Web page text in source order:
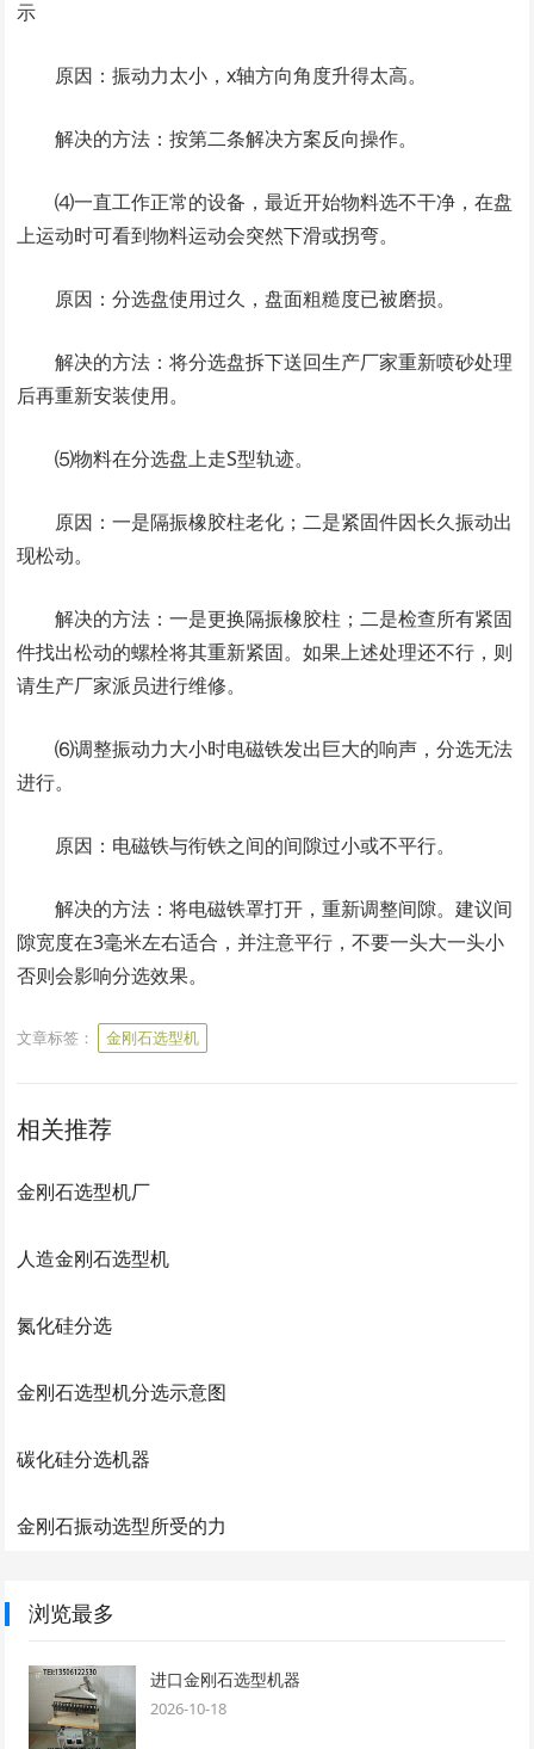
示
原因：振动力太小，x轴方向角度升得太高。
解决的方法：按第二条解决方案反向操作。
⑷一直工作正常的设备，最近开始物料选不干净，在盘
上运动时可看到物料运动会突然下滑或拐弯。
原因：分选盘使用过久，盘面粗糙度已被磨损。
解决的方法：将分选盘拆下送回生产厂家重新喷砂处理
后再重新安装使用。
⑸物料在分选盘上走S型轨迹。
原因：一是隔振橡胶柱老化；二是紧固件因长久振动出
现松动。
解决的方法：一是更换隔振橡胶柱；二是检查所有紧固
件找出松动的螺栓将其重新紧固。如果上述处理还不行，则
请生产厂家派员进行维修。
⑹调整振动力大小时电磁铁发出巨大的响声，分选无法
进行。
原因：电磁铁与衔铁之间的间隙过小或不平行。
解决的方法：将电磁铁罩打开，重新调整间隙。建议间
隙宽度在3毫米左右适合，并注意平行，不要一头大一头小
否则会影响分选效果。
文章标签： 金刚石选型机
相关推荐
金刚石选型机厂
人造金刚石选型机
氮化硅分选
金刚石选型机分选示意图
碳化硅分选机器
金刚石振动选型所受的力
浏览最多
进口金刚石选型机器
2026-10-18